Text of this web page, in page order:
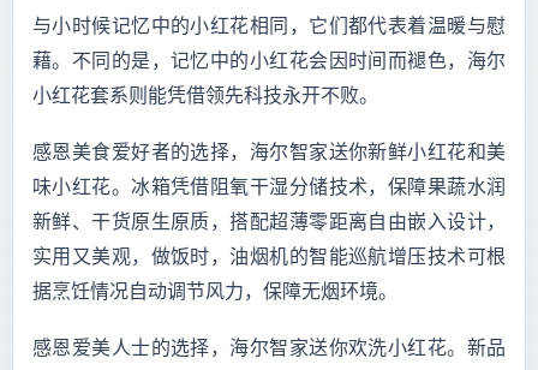
与小时候记忆中的小红花相同，它们都代表着温暖与慰
藉。不同的是，记忆中的小红花会因时间而褪色，海尔
小红花套系则能凭借领先科技永开不败。
感恩美食爱好者的选择，海尔智家送你新鲜小红花和美
味小红花。冰箱凭借阻氧干湿分储技术，保障果蔬水润
新鲜、干货原生原质，搭配超薄零距离自由嵌入设计，
实用又美观，做饭时，油烟机的智能巡航增压技术可根
据烹饪情况自动调节风力，保障无烟环境。
感恩爱美人士的选择，海尔智家送你欢洗小红花。新品